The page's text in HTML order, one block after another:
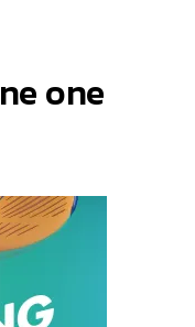
one